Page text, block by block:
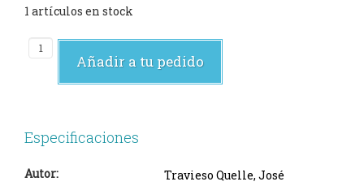
1 artículos en stock
Añadir a tu pedido
Especificaciones
Autor:
Travieso Quelle, José